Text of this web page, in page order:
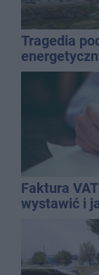
Tragedia
mężczyzny
Faktura
wystawić i